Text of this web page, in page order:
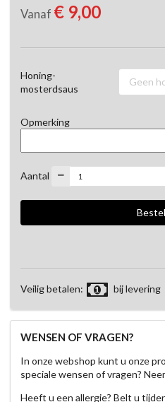
Vanaf € 9,00
Honing-
mosterdsaus
Geen
Opmerking
Aantal
Veilig betalen: bij levering
WENSEN OF VRAGEN?
In onze webshop kunt u onze
speciale wensen of vragen?
Heeft u een allergie? Belt u